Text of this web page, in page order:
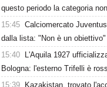
questo periodo la categoria
15:45 Calciomercato
dalla lista: "Non è un obiettivo"
15:40
L'Aquila 1927
Bologna: l'esterno Trifelli è
15:39
Kazakistan, trovato